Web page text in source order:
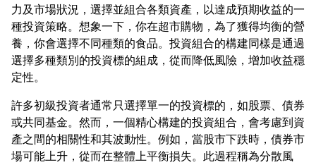
力及市場狀況，選擇並組合各類資產，以達成預期收益的一
種投資策略。想象一下，你在超市購物，為了獲得均衡的營
養，你會選擇不同種類的食品。投資組合的構建同樣是通過
選擇多種類別的投資標的組成，從而降低風險，增加收益穩
許多初級投資者通常只選擇單一的投資標的，如股票、債券
或共同基金。然而，一個精心構建的投資組合，會考慮到資
產之間的相關性和其波動性。例如，當股市下跌時，債券市
場可能上升，從而在整體上平衡損失。此過程稱為分散風